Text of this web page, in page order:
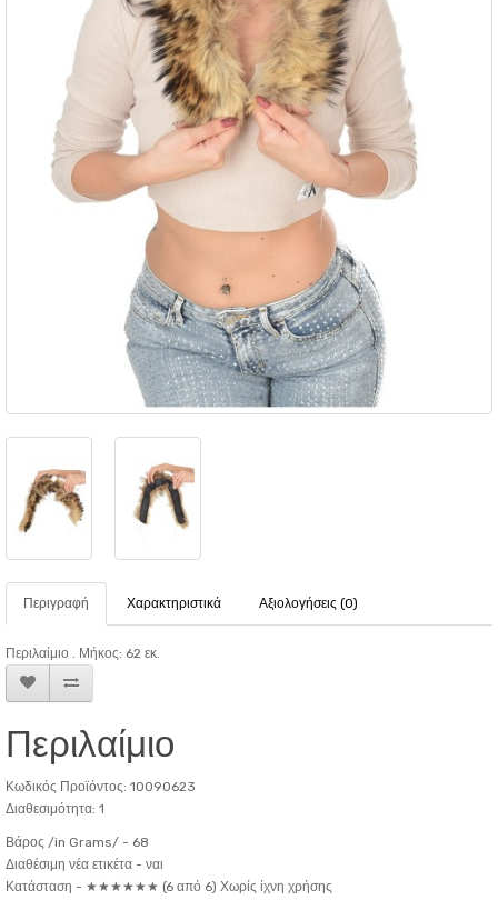
Περιγραφή Χαρακτηριστικά Αξιολογήσεις (0)
Περιλαίμιο . Μήκος: 62 εκ.
Περιλαίμιο
Κωδικός Προϊόντος: 10090623
Διαθεσιμότητα: 1
Βάρος /in Grams/ - 68
Διαθέσιμη νέα ετικέτα - ναι
Κατάσταση - ★★★★★★ (6 από 6) Χωρίς ίχνη χρήσης